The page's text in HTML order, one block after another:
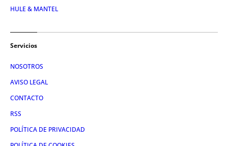
HULE & MANTEL
Servicios
NOSOTROS
AVISO LEGAL
CONTACTO
RSS
POLÍTICA DE PRIVACIDAD